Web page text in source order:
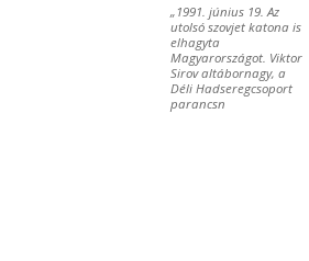
„1991. június 19. Az
utolsó szovjet katona is
elhagyta
Magyarországot. Viktor
Sirov altábornagy, a
Déli Hadseregcsoport
parancsn